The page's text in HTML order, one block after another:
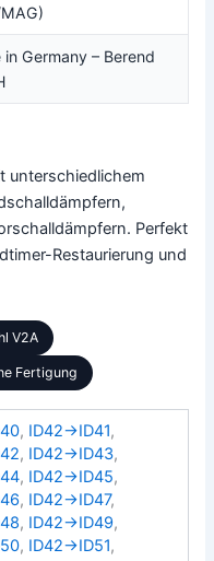
in Germany – Berend
unterschiedlichem
Perfekt
Restaurierung und
V2A
Fertigung
, ID42→ID41,
, ID42→ID43,
, ID42→ID45,
, ID42→ID47,
, ID42→ID49,
, ID42→ID51,